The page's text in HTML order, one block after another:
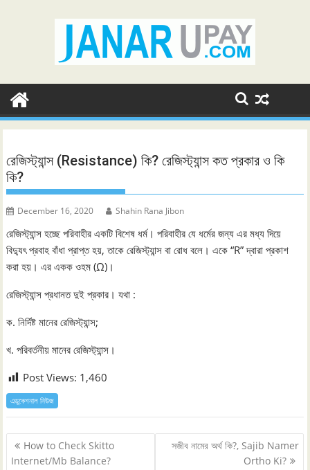
রেজিস্ট্যান্স (Resistance) কি? রেজিস্ট্যান্স কত প্রকার ও কি
কি?
December 16, 2020 Shahin Rana Jibon
রেজিস্ট্যান্স হচ্ছে পরিবাহীর একটি বিশেষ ধর্ম। পরিবাহীর যে ধর্মের জন্য এর মধ্য দিয়ে
বিদ্যুৎ প্রবাহ বাঁধা প্রাপ্ত হয়, তাকে রেজিস্ট্যান্স বা রোধ বলে। একে “R” দ্বারা প্রকাশ
করা হয়। এর একক ওহম (Ω)।
রেজিস্ট্যান্স প্রধানত দুই প্রকার। যথা :
ক. নির্দিষ্ট মানের রেজিস্ট্যান্স;
খ. পরিবর্তনীয় মানের রেজিস্ট্যান্স।
Post Views: 1,460
এডুকেশনাল নিউজ
Post
navigation
How to Check Skitto
Internet/Mb Balance?
সজীব নামের অর্থ কি?, Sajib Namer
Ortho Ki?